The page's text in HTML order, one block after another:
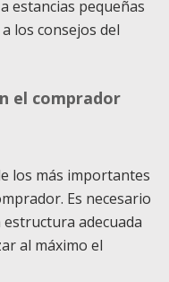
estancias pequeñas
los consejos del
el comprador
los más importantes
Es necesario
adecuada
al máximo el